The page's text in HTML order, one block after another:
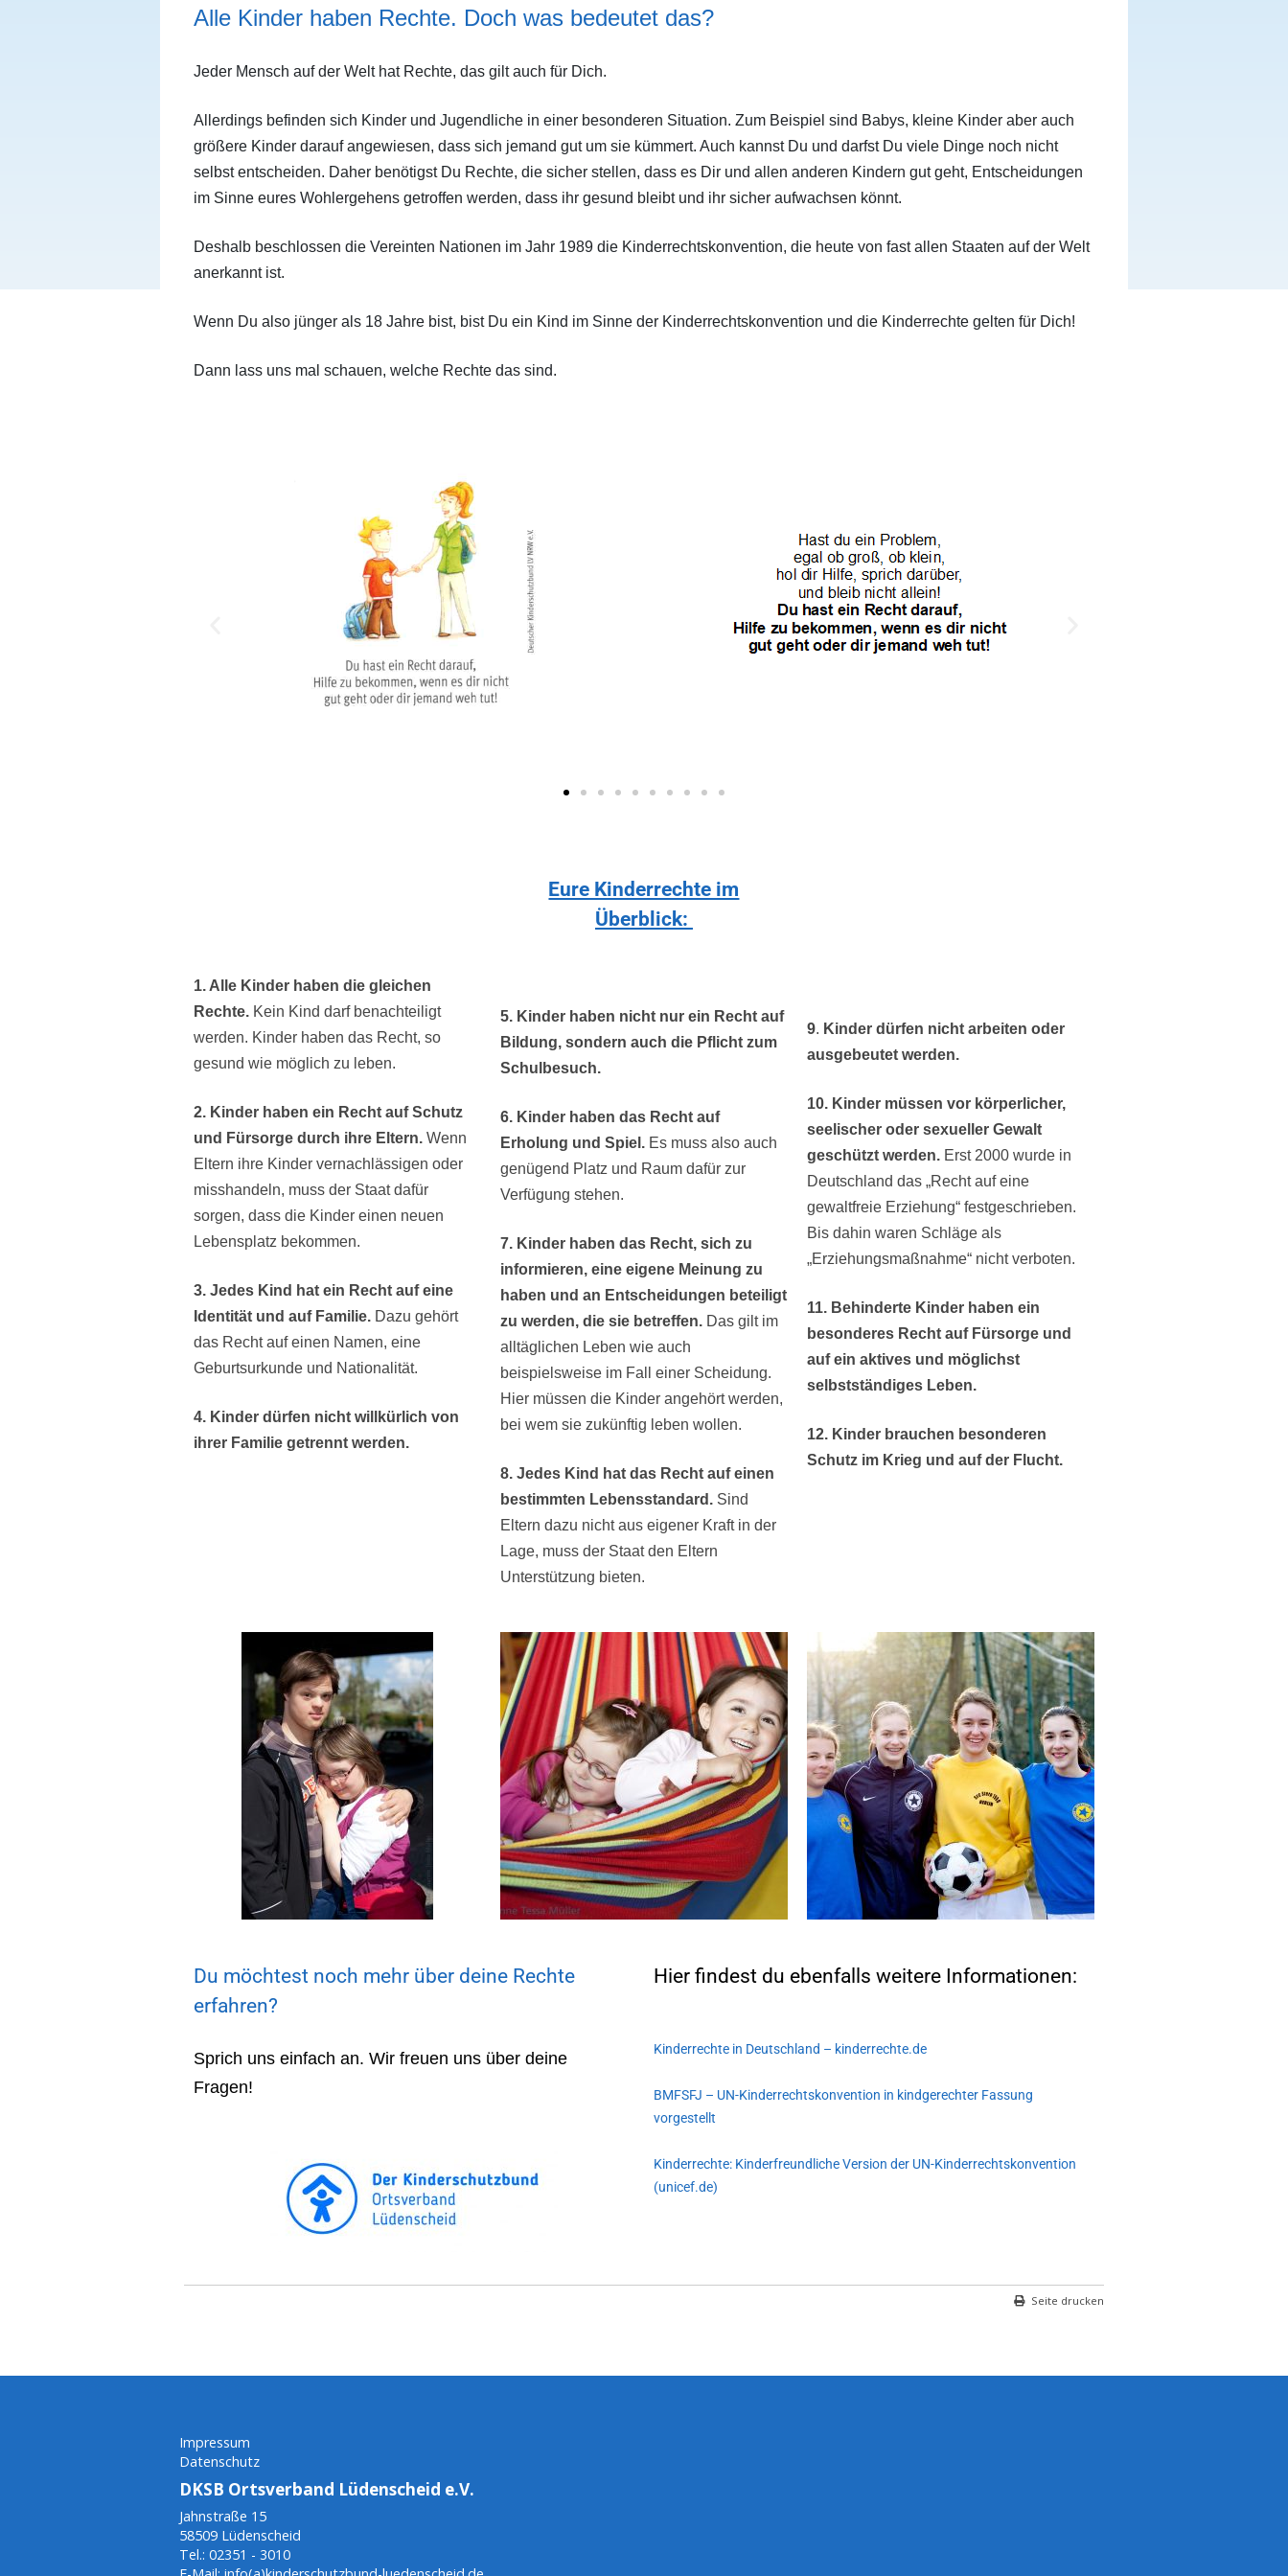
Downloads
Satzung
Schatzinsel
Starke Kinder
VerfahrensKids
Alle Kinder haben Rechte. Doch was bedeutet das?
Jeder Mensch auf der Welt hat Rechte, das gilt auch für Dich.
Allerdings befinden sich Kinder und Jugendliche in einer besonderen Situation. Zum Beispiel sind Babys, kleine Kinder aber auch
größere Kinder darauf angewiesen, dass sich jemand gut um sie kümmert. Auch kannst Du und darfst Du viele Dinge noch nicht
selbst entscheiden. Daher benötigst Du Rechte, die sicher stellen, dass es Dir und allen anderen Kindern gut geht, Entscheidungen
im Sinne eures Wohlergehens getroffen werden, dass ihr gesund bleibt und ihr sicher aufwachsen könnt.
Deshalb beschlossen die Vereinten Nationen im Jahr 1989 die Kinderrechtskonvention, die heute von fast allen Staaten auf der Welt
anerkannt ist.
Wenn Du also jünger als 18 Jahre bist, bist Du ein Kind im Sinne der Kinderrechtskonvention und die Kinderrechte gelten für Dich!
Dann lass uns mal schauen, welche Rechte das sind.
1. Alle Kinder haben die gleichen
Rechte. Kein Kind darf benachteiligt
werden. Kinder haben das Recht, so
gesund wie möglich zu leben.
2. Kinder haben ein Recht auf Schutz
und Fürsorge durch ihre Eltern. Wenn
Eltern ihre Kinder vernachlässigen oder
misshandeln, muss der Staat dafür
sorgen, dass die Kinder einen neuen
Lebensplatz bekommen.
3. Jedes Kind hat ein Recht auf eine
Identität und auf Familie. Dazu gehört
das Recht auf einen Namen, eine
Geburtsurkunde und Nationalität.
4. Kinder dürfen nicht willkürlich von
ihrer Familie getrennt werden.
Eure Kinderrechte im
Überblick:
5. Kinder haben nicht nur ein Recht auf
Bildung, sondern auch die Pflicht zum
Schulbesuch.
6. Kinder haben das Recht auf
Erholung und Spiel.Es muss also auch
genügend Platz und Raum dafür zur
Verfügung stehen.
7. Kinder haben das Recht, sich zu
informieren, eine eigene Meinung zu
haben und an Entscheidungen beteiligt
zu werden, die sie betreffen.Das gilt im
alltäglichen Leben wie auch
beispielsweise im Fall einer Scheidung.
Hier müssen die Kinder angehört werden,
bei wem sie zukünftig leben wollen.
8. Jedes Kind hat das Recht auf einen
bestimmten Lebensstandard.Sind
Eltern dazu nicht aus eigener Kraft in der
Lage, muss der Staat den Eltern
Unterstützung bieten.
9. Kinder dürfen nicht arbeiten oder
ausgebeutet werden.
10. Kinder müssen vor körperlicher,
seelischer oder sexueller Gewalt
geschützt werden.Erst 2000 wurde in
Deutschland das „Recht auf eine
gewaltfreie Erziehung“ festgeschrieben.
Bis dahin waren Schläge als
„Erziehungsmaßnahme“ nicht verboten.
11. Behinderte Kinder haben ein
besonderes Recht auf Fürsorge und
auf ein aktives und möglichst
selbstständiges Leben.
12. Kinder brauchen besonderen
Schutz im Krieg und auf der Flucht.
Du möchtest noch mehr über deine Rechte
erfahren?
Sprich uns einfach an. Wir freuen uns über deine
Fragen!
Hier findest du ebenfalls weitere Informationen:
Kinderrechte in Deutschland – kinderrechte.de
BMFSFJ – UN-Kinderrechtskonvention in kindgerechter Fassung
vorgestellt
Kinderrechte: Kinderfreundliche Version der UN-Kinderrechtskonvention
(unicef.de)
Seite drucken
Impressum
Datenschutz
DKSB Ortsverband Lüdenscheid e.V.
Jahnstraße 15
58509 Lüdenscheid
Tel.: 02351 - 3010